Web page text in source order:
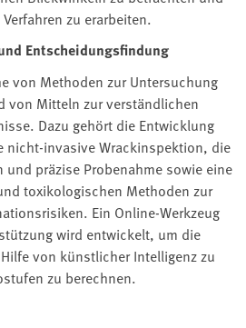
zu erarbeiten.
Entscheidungsfindung
von Methoden zur Untersuchung
von Mitteln zur verständlichen
Dazu gehört die Entwicklung
nicht-invasive Wrackinspektion, die
präzise Probenahme sowie eine
toxikologischen Methoden zur
Ein Online-Werkzeug
wird entwickelt, um die
von künstlicher Intelligenz zu
zu berechnen.